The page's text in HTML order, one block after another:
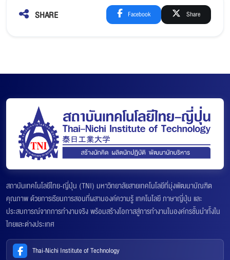
SHARE Facebook Share
สถาบันเทคโนโลยีไทย-ญี่ปุ่น (TNI) มหาวิทยาลัยสายเทคโนโลยีที่มุ่งพัฒนาบัณฑิต
คุณภาพ ด้วยการเรียนการสอนที่ผสานองค์ความรู้ เทคโนโลยี ภาษาญี่ปุ่น และ
ประสบการณ์จากการทำงานจริง พร้อมสร้างโอกาสสู่การทำงานในองค์กรชั้นนำทั้งใน
ไทยและต่างประเทศ
Thai-Nichi Institute of Technology